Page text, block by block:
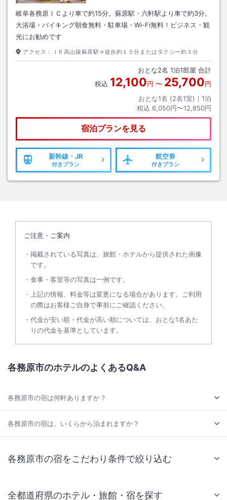
岐阜各務原ＩＣより車で約15分。蘇原駅・六軒駅より車で約3分。
大浴場・バイキング朝食無料・駐車場・Wi-Fi無料！ビジネス・観
光にお勧めです
アクセス： ＪＲ高山線蘇原駅→徒歩約１５分またはタクシー約３分
おとな2名 1泊1部屋 合計
税込 12,100円 〜 25,700円
おとな1名 (2名1室)｜ 1泊
税込 6,050円〜12,850円
宿泊プランを見る
新幹線・JR
付きプラン
航空券
付きプラン
ご注意・ご案内
掲載されている写真は、旅館・ホテルから提供された画像
です。
食事・客室等の写真は一例です。
上記の情報、料金等は変更になる場合があります。ご利用
の際はお客様ご自身で事前にご確認ください。
代金が安い順・代金が高い順については、おとな1名あた
りの代金を基準としています。
各務原市のホテルのよくあるQ&A
各務原市の宿は何軒ありますか？
各務原市の宿は、いくらから泊まれますか？
各務原市の宿をこだわり条件で絞り込む
全都道府県のホテル・旅館・宿を探す